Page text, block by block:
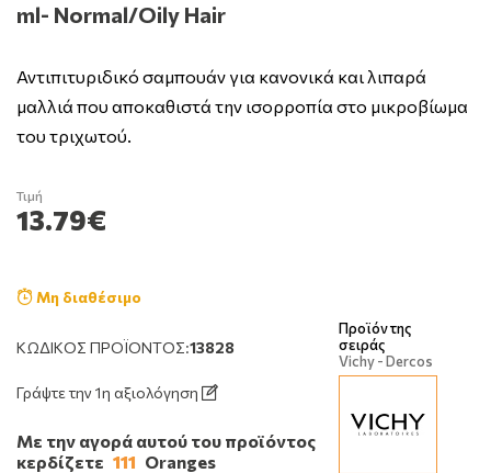
ml- Normal/Oily Hair
Αντιπιτυριδικό σαμπουάν για κανονικά και λιπαρά
μαλλιά που αποκαθιστά την ισορροπία στο μικροβίωμα
του τριχωτού.
ΚΩΔΙΚΌΣ ΠΡΟΪΌΝΤΟΣ:13828
Γράψτε την 1η αξιολόγηση
Μη διαθέσιμο
Τιμή
13.79€
Με την αγορά αυτού του προϊόντος
κερδίζετε 111 Oranges
Προϊόν της
σειράς
Vichy - Dercos